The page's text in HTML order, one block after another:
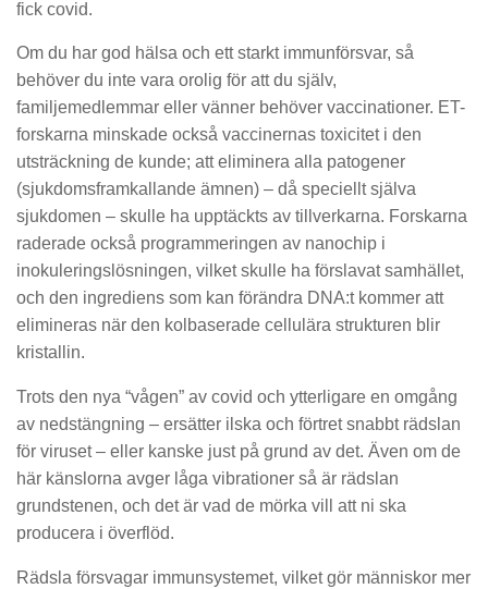
fick covid.
Om du har god hälsa och ett starkt immunförsvar, så
behöver du inte vara orolig för att du själv,
familjemedlemmar eller vänner behöver vaccinationer. ET-
forskarna minskade också vaccinernas toxicitet i den
utsträckning de kunde; att eliminera alla patogener
(sjukdomsframkallande ämnen) – då speciellt själva
sjukdomen – skulle ha upptäckts av tillverkarna. Forskarna
raderade också programmeringen av nanochip i
inokuleringslösningen, vilket skulle ha förslavat samhället,
och den ingrediens som kan förändra DNA:t kommer att
elimineras när den kolbaserade cellulära strukturen blir
kristallin.
Trots den nya “vågen” av covid och ytterligare en omgång
av nedstängning – ersätter ilska och förtret snabbt rädslan
för viruset – eller kanske just på grund av det. Även om de
här känslorna avger låga vibrationer så är rädslan
grundstenen, och det är vad de mörka vill att ni ska
producera i överflöd.
Rädsla försvagar immunsystemet, vilket gör människor mer